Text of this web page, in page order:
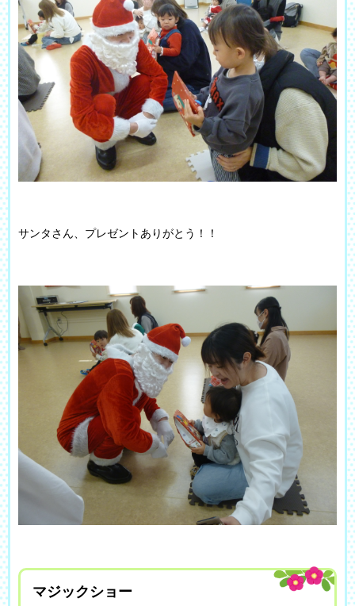
サンタさん、プレゼントありがとう！！
マジックショー